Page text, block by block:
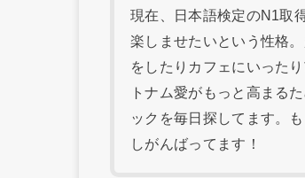
現在、日本語検定のN1取
楽しませたいという性格
をしたりカフェにいった
トナム愛がもっと高まる
ックを毎日探してます。
しがんばってます！